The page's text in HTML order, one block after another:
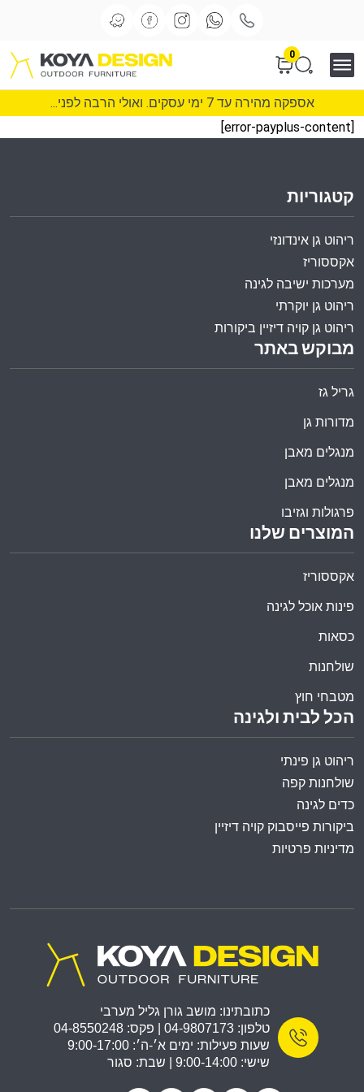
0
אספקה מהירה עד 7 ימי עסקים. ואולי הרבה לפני...
[error-payplus-content]
הכל לבית ולגינה
ריהוט גן פינתי
שולחנות קפה
כדים לגינה
ביקורות פייסבוק קויה דיזיין
מדיניות פרטיות
המוצרים שלנו
אקססוריז
פינות אוכל לגינה
כסאות
שולחנות
מטבחי חוץ
מבוקש באתר
גריל גז
מדורות גן
מנגלים מאבן
מנגלים מאבן
פרגולות וגזיבו
קטגוריות
ריהוט גן אינדונזי
אקססוריז
מערכות ישיבה לגינה
ריהוט גן יוקרתי
ריהוט גן קויה דיזיין ביקורות
כתובתינו: מושב גורן גליל מערבי
טלפון: 04-9807173 | פקס: 04-8550248
שעות פעילות: ימים א׳-ה׳: 9:00-17:00
שישי: 9:00-14:00 | שבת: סגור